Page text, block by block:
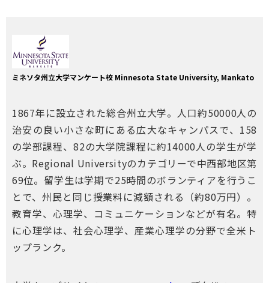
ミネソタ州立大学マンケート校 Minnesota State University, Mankato
1867年に設立された総合州立大学。人口約50000人の
治安の良い小さな町にある広大なキャンパスで、158
の学部課程、82の大学院課程に約14000人の学生が学
ぶ。Regional Universityのカテゴリーで中西部地区第
69位。留学生は学期で25時間のボランティアを行うこ
とで、州民と同じ授業料に減額される（約80万円）。
教育学、心理学、コミュニケーションなどが有名。特
に心理学は、社会心理学、産業心理学の分野で全米ト
ップランク。